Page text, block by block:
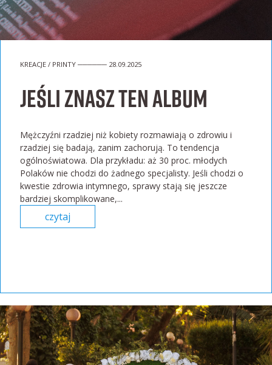
KREACJE / PRINTY ────── 28.09.2025
Jeśli znasz ten album
Mężczyźni rzadziej niż kobiety rozmawiają o zdrowiu i
rzadziej się badają, zanim zachorują. To tendencja
ogólnoświatowa. Dla przykładu: aż 30 proc. młodych
Polaków nie chodzi do żadnego specjalisty. Jeśli chodzi o
kwestie zdrowia intymnego, sprawy stają się jeszcze
bardziej skomplikowane,...
czytaj